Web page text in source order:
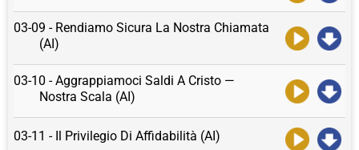
03-09 - Rendiamo Sicura La Nostra Chiamata
(AI)
03-10 - Aggrappiamoci Saldi A Cristo —
Nostra Scala (AI)
03-11 - Il Privilegio Di Affidabilità (AI)